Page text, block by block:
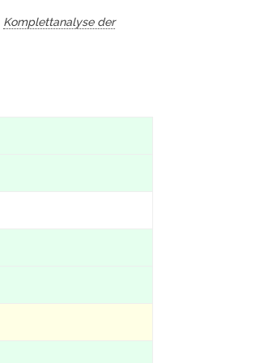
Komplettanalyse der